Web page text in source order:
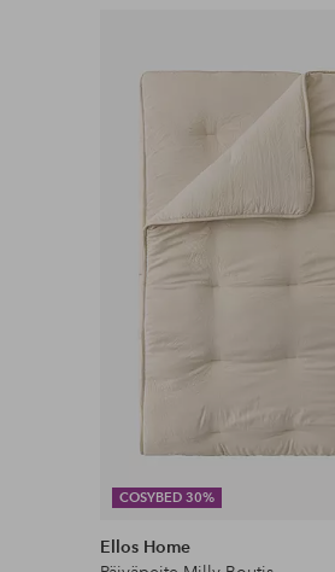
COSYBED 30%
Ellos Home